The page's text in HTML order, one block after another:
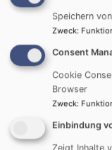
Speichern
Zweck:
Consent
Cookie
Browser
Zweck:
Einbindung
Zeigt Inhalte